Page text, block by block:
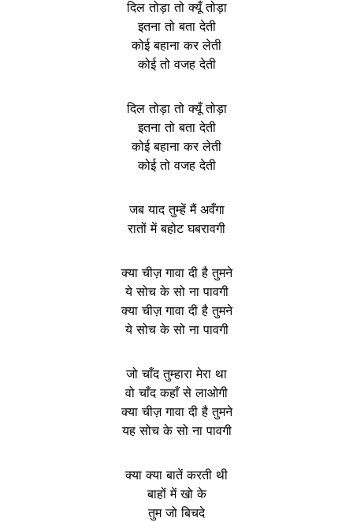
दिल तोड़ा तो क्यूँ तोड़ा
इतना तो बता देती
कोई बहाना कर लेती
कोई तो वजह देती
दिल तोड़ा तो क्यूँ तोड़ा
इतना तो बता देती
कोई बहाना कर लेती
कोई तो वजह देती
जब याद तुम्हें मैं अवँगा
रातों में बहोट घबरावगी
क्या चीज़ गावा दी है तुमने
ये सोच के सो ना पावगी
क्या चीज़ गावा दी है तुमने
ये सोच के सो ना पावगी
जो चाँद तुम्हारा मेरा था
वो चाँद कहाँ से लाओगी
क्या चीज़ गावा दी है तुमने
यह सोच के सो ना पावगी
क्या क्या बातें करती थी
बाहों में खो के
तुम जो बिचदे